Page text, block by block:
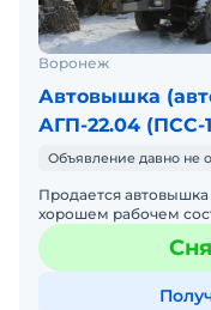
Воронеж
Автовышка
АГП-22.04 (ПСС-
Объявление давно не
Продается
хорошем рабочем
пробег небольшой. В